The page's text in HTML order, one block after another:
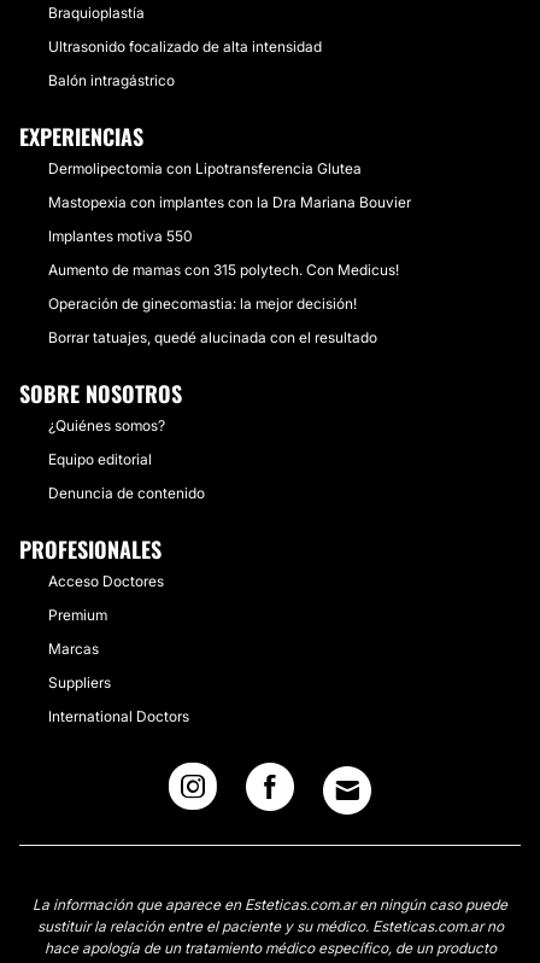
Braquioplastía
Ultrasonido focalizado de alta intensidad
Balón intragástrico
EXPERIENCIAS
Dermolipectomia con Lipotransferencia Glutea
Mastopexia con implantes con la Dra Mariana Bouvier
Implantes motiva 550
Aumento de mamas con 315 polytech. Con Medicus!
Operación de ginecomastia: la mejor decisión!
Borrar tatuajes, quedé alucinada con el resultado
SOBRE NOSOTROS
¿Quiénes somos?
Equipo editorial
Denuncia de contenido
PROFESIONALES
Acceso Doctores
Premium
Marcas
Suppliers
International Doctors
La información que aparece en Esteticas.com.ar en ningún caso puede
sustituir la relación entre el paciente y su médico. Esteticas.com.ar no
hace apología de un tratamiento médico específico, de un producto